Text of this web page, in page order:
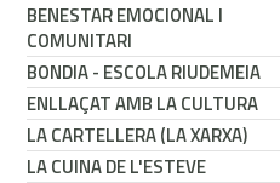
BENESTAR EMOCIONAL I
COMUNITARI
BONDIA - ESCOLA RIUDEMEIA
ENLLAÇAT AMB LA CULTURA
LA CARTELLERA (LA XARXA)
LA CUINA DE L'ESTEVE